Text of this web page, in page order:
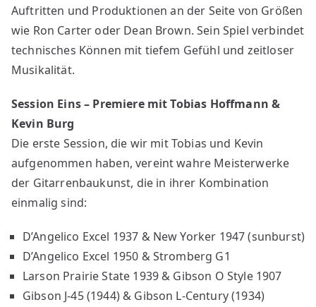
Auftritten und Produktionen an der Seite von Größen
wie Ron Carter oder Dean Brown. Sein Spiel verbindet
technisches Können mit tiefem Gefühl und zeitloser
Musikalität.
Session Eins – Premiere mit Tobias Hoffmann &
Kevin Burg
Die erste Session, die wir mit Tobias und Kevin
aufgenommen haben, vereint wahre Meisterwerke
der Gitarrenbaukunst, die in ihrer Kombination
einmalig sind:
D’Angelico Excel 1937 & New Yorker 1947 (sunburst)
D’Angelico Excel 1950 & Stromberg G1
Larson Prairie State 1939 & Gibson O Style 1907
Gibson J-45 (1944) & Gibson L-Century (1934)